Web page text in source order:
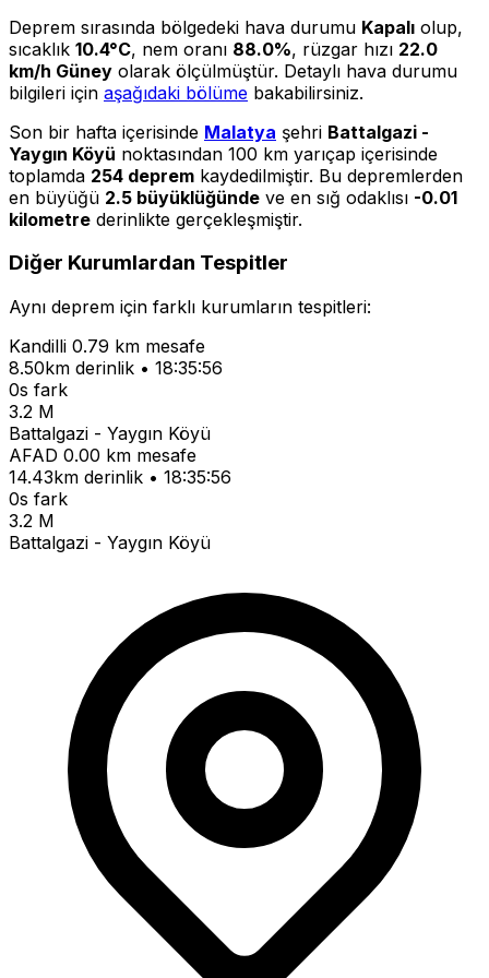
Deprem sırasında bölgedeki hava durumu Kapalı olup,
sıcaklık 10.4°C, nem oranı 88.0%, rüzgar hızı 22.0
km/h Güney olarak ölçülmüştür. Detaylı hava durumu
bilgileri için aşağıdaki bölüme bakabilirsiniz.
Son bir hafta içerisinde Malatya şehri Battalgazi -
Yaygın Köyü noktasından 100 km yarıçap içerisinde
toplamda 254 deprem kaydedilmiştir. Bu depremlerden
en büyüğü 2.5 büyüklüğünde ve en sığ odaklısı -0.01
kilometre derinlikte gerçekleşmiştir.
Diğer Kurumlardan Tespitler
Aynı deprem için farklı kurumların tespitleri:
Kandilli 0.79 km mesafe
8.50km derinlik • 18:35:56
0s fark
3.2 M
Battalgazi - Yaygın Köyü
AFAD 0.00 km mesafe
14.43km derinlik • 18:35:56
0s fark
3.2 M
Battalgazi - Yaygın Köyü